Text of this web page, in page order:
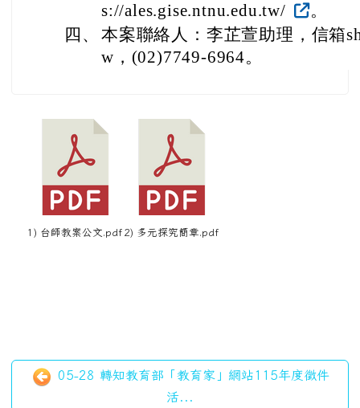
s://ales.gise.ntnu.edu.tw/
。
四、 本案聯絡人：李芷萱助理，信箱
w，(02)7749-6964。
1) 台師教案公文.pdf 2) 多元探究簡章.pdf
05-28 轉知教育部「教育家」網站115年度徵件
活...